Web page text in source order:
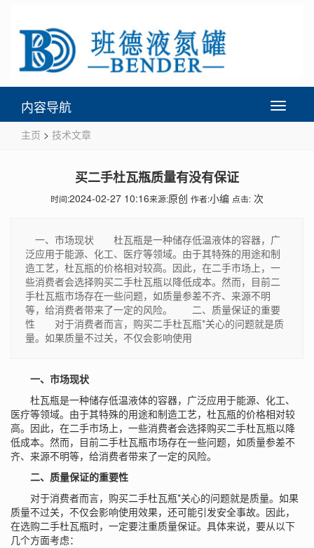
Toggle
内容导航
主页 > 技术文章
买二手杜瓦瓶质量有没有保证
时间:2024-02-27 10:16来源:原创 作者:小编 点击: 次
一、市场现状 杜瓦瓶是一种储存低温液体的容器，广
泛应用于能源、化工、医疗等领域。由于其特殊的用途和制
造工艺，杜瓦瓶的价格相对较高。因此，在二手市场上，一
些消费者会选择购买二手杜瓦瓶以降低成本。然而，目前二
手杜瓦瓶市场存在一些问题，如质量参差不齐、来源不明
等，给消费者带来了一定的风险。 二、质量保证的重要
性 对于消费者而言，购买二手杜瓦瓶*关心的问题就是质
量。如果质量不过关，不仅会影响使用
一、市场现状
杜瓦瓶是一种储存低温液体的容器，广泛应用于能源、化工、
医疗等领域。由于其特殊的用途和制造工艺，杜瓦瓶的价格相对较
高。因此，在二手市场上，一些消费者会选择购买二手杜瓦瓶以降
低成本。然而，目前二手杜瓦瓶市场存在一些问题，如质量参差不
齐、来源不明等，给消费者带来了一定的风险。
二、质量保证的重要性
对于消费者而言，购买二手杜瓦瓶*关心的问题就是质量。如果
质量不过关，不仅会影响使用效果，还可能引发安全事故。因此，
在选购二手杜瓦瓶时，一定要注重质量保证。具体来说，要从以下
几个方面考虑：